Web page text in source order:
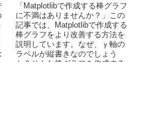
「Matplotlibで作成する棒グラフ
に不満はありませんか？」この
記事では、Matplotlibで作成する
棒グラフをより改善する方法を
説明しています。なぜ、ｙ軸の
ラベルが縦書きなのでしょう
か？そんな棒グラフを作成する